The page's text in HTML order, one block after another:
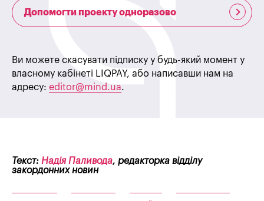
Допомогти проекту одноразово
Ви можете скасувати підписку у будь-який момент у
власному кабінеті LIQPAY, або написавши нам на
адресу: editor@mind.ua.
Текст: Надія Паливода, редакторка відділу
закордонних новин